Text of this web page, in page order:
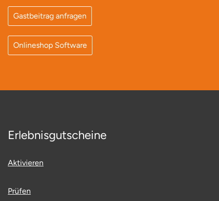
Gastbeitrag anfragen
Onlineshop Software
Erlebnisgutscheine
Aktivieren
Prüfen